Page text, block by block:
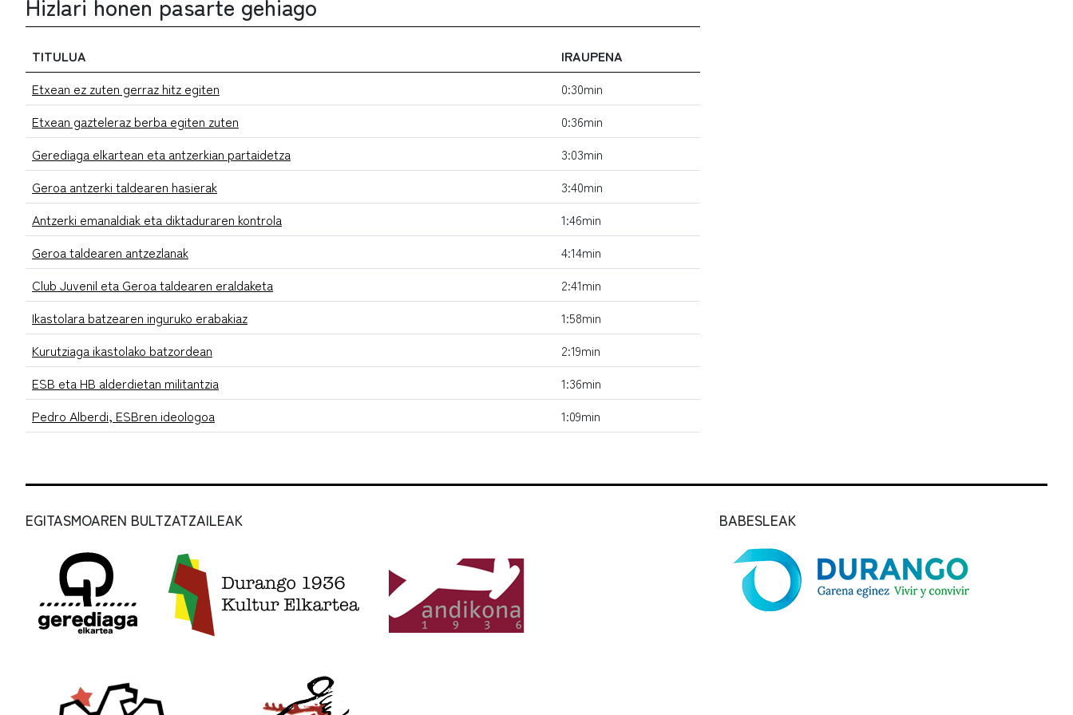
Hizlari honen pasarte gehiago
TITULUA
IRAUPENA
Etxean ez zuten gerraz hitz egiten
0:30min
Etxean gazteleraz berba egiten zuten
0:36min
Gerediaga elkartean eta antzerkian partaidetza
3:03min
Geroa antzerki taldearen hasierak
3:40min
Antzerki emanaldiak eta diktaduraren kontrola
1:46min
Geroa taldearen antzezlanak
4:14min
Club Juvenil eta Geroa taldearen eraldaketa
2:41min
Ikastolara batzearen inguruko erabakiaz
1:58min
Kurutziaga ikastolako batzordean
2:19min
ESB eta HB alderdietan militantzia
1:36min
Pedro Alberdi, ESBren ideologoa
1:09min
EGITASMOAREN BULTZATZAILEAK BABESLEAK